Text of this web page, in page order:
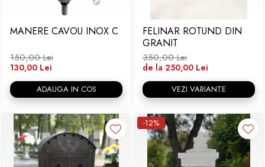
Placa memoriala
Placute ABS personalizate
marmura
MANERE CAVOU INOX C
150,00 Lei
130,00 Lei
ADAUGA IN COS
FELINAR ROTUND DIN
GRANIT
350,00 Lei
de la 250,00 Lei
VEZI VARIANTE
-12%